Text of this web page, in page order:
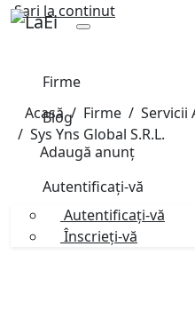
Sari la continut
Firme
Blog
Adaugă anunț
Autentificați-vă
Autentificați-vă
Înscrieți-vă
Acasă Firme
Servicii
Sys Yns Global S.R.L.